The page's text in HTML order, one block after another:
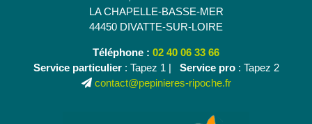
LA CHAPELLE-BASSE-MER
44450 DIVATTE-SUR-LOIRE
Téléphone : 02 40 06 33 66
Service particulier: Tapez 1 | Service pro: Tapez 2
contact@pepinieres-ripoche.fr